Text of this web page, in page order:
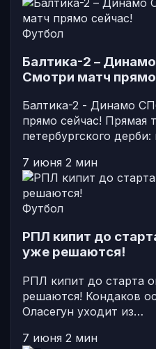
Футбол
Балтика-2 –
Смотри матч прямо
Балтика-2 - Динамо
прямо сейчас! Прямая
петербургского
7 июня 2 мин
Футбол
РПЛ кипит до
уже решаются!
РПЛ кипит до старта
решаются! Кондаков
Оласегун уходит из…
7 июня 2 мин